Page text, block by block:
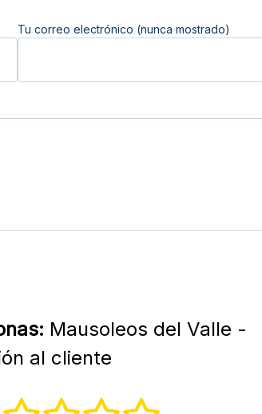
Tu correo electrónico (nunca mostrado)
Mausoleos del Valle -
al cliente